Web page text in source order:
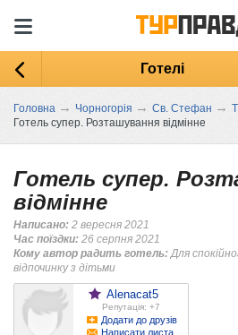
Готелі
Головна → Чорногорія → Св. Стефан →
Готель супер. Розташування відмінне
Готель супер.
відмінне
Написано: 2 вересня 2021
Час поїздки: 26 серпня 2021
Кому автор радить готель: Для
відпочинку з дітьми
Alenacat5
Репутація: +7
Додати до друзів
Написати листа